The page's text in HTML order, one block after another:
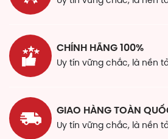
CHÍNH HÃNG 100%
Uy tín vững chắc, là nền
GIAO HÀNG TOÀN
Uy tín vững chắc, là nền